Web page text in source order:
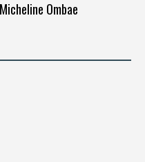
Ombae